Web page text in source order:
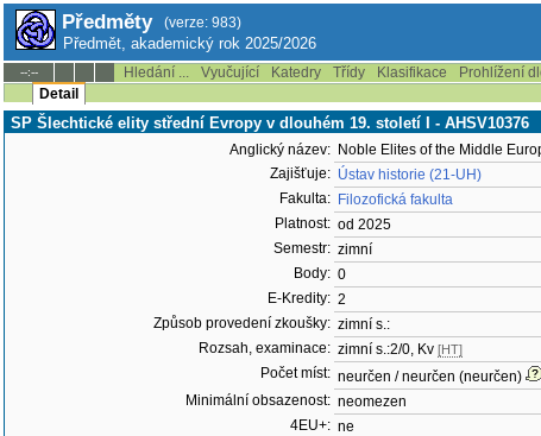
Předměty (verze: 983)
Předmět, akademický rok 2025/2026
--:-- Hledání ... Vyučující Katedry Třídy Klasifikace Prohlížení
Detail
SP Šlechtické elity střední Evropy v dlouhém 19. století I - AHSV10376
Anglický název: Noble Elites of the Middle
Zajišťuje: Ústav historie (21-UH)
Fakulta: Filozofická fakulta
Platnost: od 2025
Semestr: zimní
Body: 0
E-Kredity: 2
Způsob provedení zkoušky: zimní s.:
Rozsah, examinace: zimní s.:2/0, Kv [HT]
Počet míst: neurčen / neurčen (neurčen)
Minimální obsazenost: neomezen
4EU+: ne